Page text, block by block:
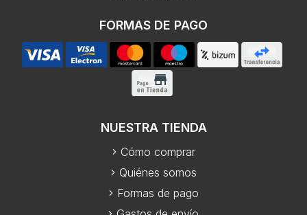
FORMAS DE PAGO
NUESTRA TIENDA
Cómo comprar
Quiénes somos
Formas de pago